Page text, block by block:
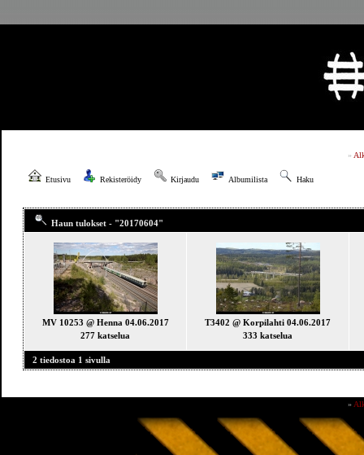
»
Etusivu Rekisteröidy Kirjaudu Albumilista Haku
Haun tulokset - "20170604"
MV 10253 @ Henna 04.06.2017
277 katselua
T3402 @ Korpilahti 04.06.2017
333 katselua
2 tiedostoa 1 sivulla
»